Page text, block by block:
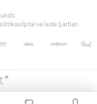
İptal ve İade Şartları